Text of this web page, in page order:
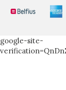
google-site-